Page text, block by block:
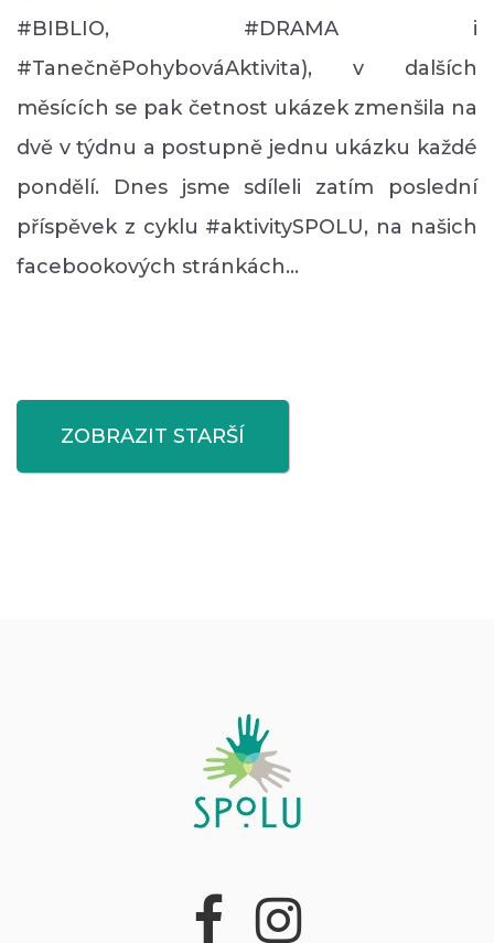
#BIBLIO, #DRAMA i
#TanečněPohybováAktivita), v dalších
měsících se pak četnost ukázek zmenšila na
dvě v týdnu a postupně jednu ukázku každé
pondělí. Dnes jsme sdíleli zatím poslední
příspěvek z cyklu #aktivitySPOLU, na našich
facebookových stránkách…
ZOBRAZIT STARŠÍ